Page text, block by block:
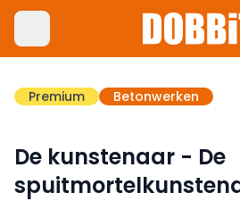
Premium Betonwerken
De kunstenaar - De